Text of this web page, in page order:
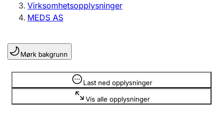
Enkeltpersonforetak
Registrere, endre, slette
Lag og forening
Registrere, endre, slette
Virksomhetsopplysninger
MEDS AS
Mørk bakgrunn
Last ned opplysninger
Vis alle opplysninger
Opplysninger er skjult